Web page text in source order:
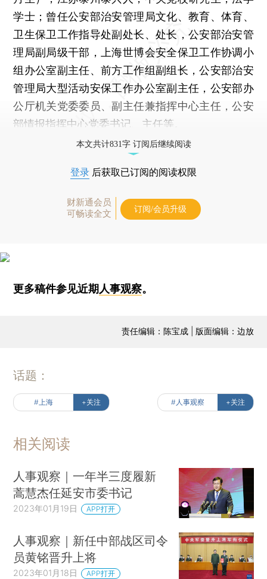
学士；曾任公安部治安管理局文化、教育、体育、
卫生保卫工作指导处副处长、处长，公安部治安管
理局副局级干部，上海世博会安全保卫工作协调小
组办公室副主任、前方工作组副组长，公安部治安
管理局大型活动安保工作办公室副主任，公安部办
公厅机关党委委员、副主任兼指挥中心主任，公安
部情报指挥中心党委书记、主任等。
本文共计831字 订阅后继续阅读
登录 后获取已订阅的阅读权限
财新通会员
可畅读全文
订阅/会员升级
更多稿件参见近期人事观察。
责任编辑：陈宝成 | 版面编辑：边放
话题：
#上海 +关注 #人事观察 +关注
相关阅读
人事观察｜一年半三度履新
蒿慧杰任延安市委书记
2023年01月19日 APP打开
人事观察｜新任中部战区司令
员黄铭晋升上将
2023年01月18日 APP打开